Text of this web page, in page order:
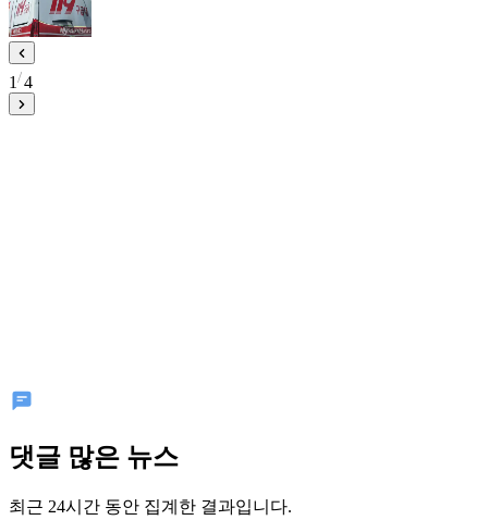
1 4
댓글 많은 뉴스
최근 24시간 동안 집계한 결과입니다.